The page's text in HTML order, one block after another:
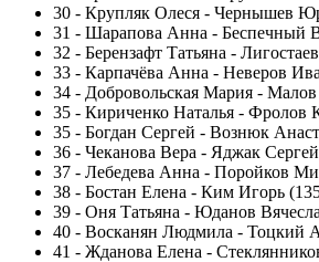
30 - Крупляк Олеся - Чернышев
31 - Шарапова Анна - Беспечный
32 - Берензафт Татьяна -
33 - Карпачëва Анна - Неверов
34 - Добровольская Мария -
35 - Кириченко Наталья - Фролов
35 - Богдан Сергей - Вознюк
36 - Чеканова Вера - Яджак
37 - Лебедева Анна - Поройков
38 - Бостан Елена - Ким Игорь
39 - Оня Татьяна - Юданов
40 - Восканян Людмила - Тоцкий
41 - Жданова Елена -